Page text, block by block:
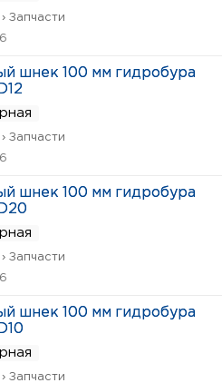
Запчасти
шнек 100 мм гидробура
Запчасти
шнек 100 мм гидробура
Запчасти
шнек 100 мм гидробура
Запчасти